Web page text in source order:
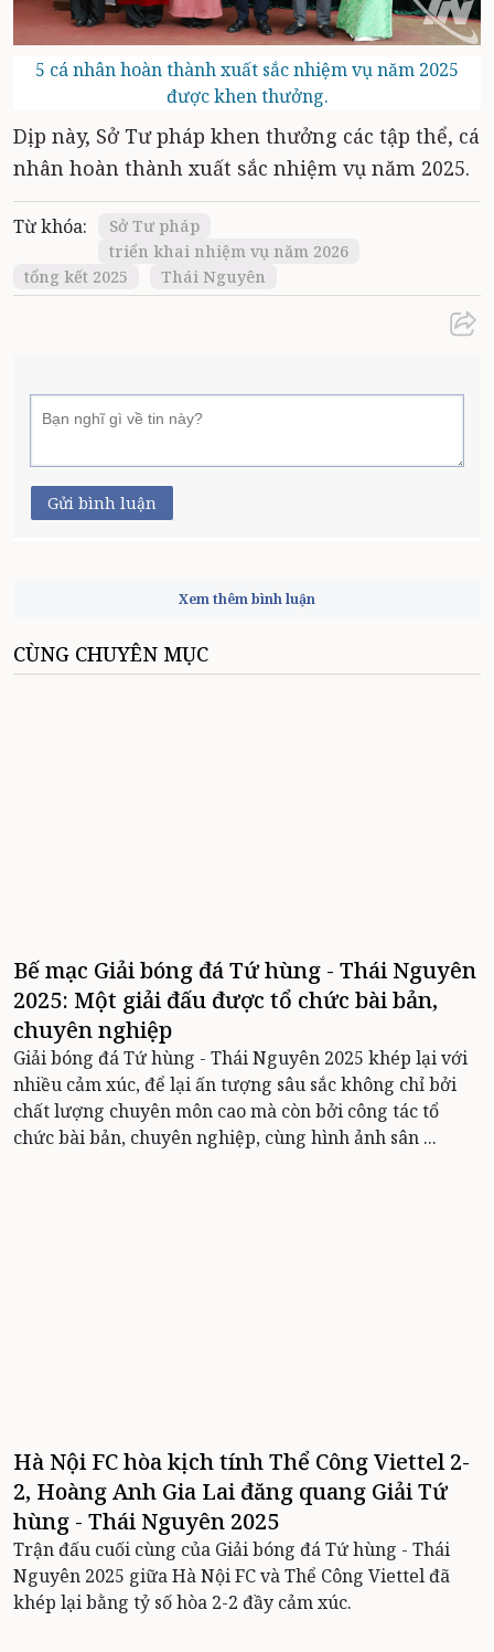
5 cá nhân hoàn thành xuất sắc nhiệm vụ năm 2025
được khen thưởng.
Dịp này, Sở Tư pháp khen thưởng các tập thể, cá
nhân hoàn thành xuất sắc nhiệm vụ năm 2025.
Từ khóa:
Sở Tư pháp
triển khai nhiệm vụ năm 2026
tổng kết 2025
Thái Nguyên
Gửi bình luận
Xem thêm bình luận
CÙNG CHUYÊN MỤC
Bế mạc Giải bóng đá Tứ hùng - Thái Nguyên
2025: Một giải đấu được tổ chức bài bản,
chuyên nghiệp
Giải bóng đá Tứ hùng - Thái Nguyên 2025 khép lại với
nhiều cảm xúc, để lại ấn tượng sâu sắc không chỉ bởi
chất lượng chuyên môn cao mà còn bởi công tác tổ
chức bài bản, chuyên nghiệp, cùng hình ảnh sân ...
Hà Nội FC hòa kịch tính Thể Công Viettel 2-
2, Hoàng Anh Gia Lai đăng quang Giải Tứ
hùng - Thái Nguyên 2025
Trận đấu cuối cùng của Giải bóng đá Tứ hùng - Thái
Nguyên 2025 giữa Hà Nội FC và Thể Công Viettel đã
khép lại bằng tỷ số hòa 2-2 đầy cảm xúc.